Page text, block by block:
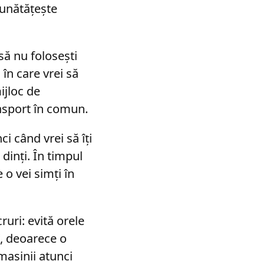
nu folosești
care vrei să
de
în comun.
când vrei să îți
dinți. În timpul
o vei simți în
evită orele
deoarece o
atunci